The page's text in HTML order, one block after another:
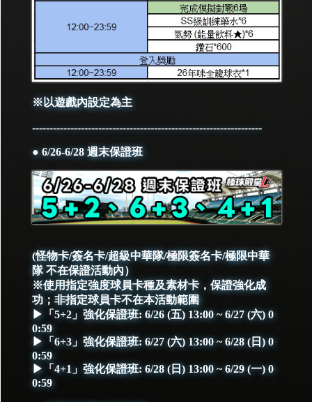
※以遊戲內設定為主
------------------------------------------------------------------
● 6/26-6/28 週末保證班
(怪物卡/簽名卡/超級中華隊/極限簽名卡/極限中華
隊 不在保證活動內）
※使用指定強度球員卡種及素材卡，保證強化成
功；非指定球員卡不在本活動範圍
▶「5+2」強化保證班: 6/26 (五) 13:00 ~ 6/27 (六) 0
0:59
▶「6+3」強化保證班: 6/27 (六) 13:00 ~ 6/28 (日) 0
0:59
▶「4+1」強化保證班: 6/28 (日) 13:00 ~ 6/29 (一) 0
0:59